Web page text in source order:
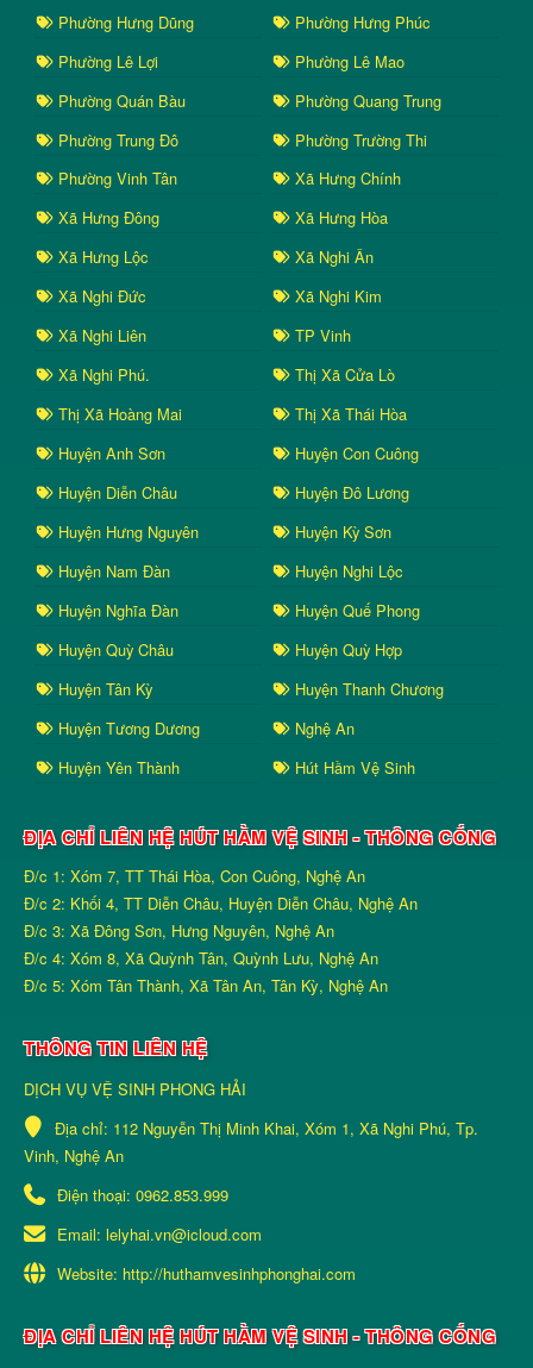
Phường Hưng Dũng
Phường Hưng Phúc
Phường Lê Lợi
Phường Lê Mao
Phường Quán Bàu
Phường Quang Trung
Phường Trung Đô
Phường Trường Thi
Phường Vinh Tân
Xã Hưng Chính
Xã Hưng Đông
Xã Hưng Hòa
Xã Hưng Lộc
Xã Nghi Ân
Xã Nghi Đức
Xã Nghi Kim
Xã Nghi Liên
TP Vinh
Xã Nghi Phú.
Thị Xã Cửa Lò
Thị Xã Hoàng Mai
Thị Xã Thái Hòa
Huyện Anh Sơn
Huyện Con Cuông
Huyện Diễn Châu
Huyện Đô Lương
Huyện Hưng Nguyên
Huyện Kỳ Sơn
Huyện Nam Đàn
Huyện Nghi Lộc
Huyện Nghĩa Đàn
Huyện Quế Phong
Huyện Quỳ Châu
Huyện Quỳ Hợp
Huyện Tân Kỳ
Huyện Thanh Chương
Huyện Tương Dương
Nghệ An
Huyện Yên Thành
Hút Hầm Vệ Sinh
ĐỊA CHỈ LIÊN HỆ HÚT HẦM VỆ SINH - THÔNG CỐNG
Đ/c 1: Xóm 7, TT Thái Hòa, Con Cuông, Nghệ An
Đ/c 2: Khối 4, TT Diễn Châu, Huyện Diễn Châu, Nghệ An
Đ/c 3: Xã Đông Sơn, Hưng Nguyên, Nghệ An
Đ/c 4: Xóm 8, Xã Quỳnh Tân, Quỳnh Lưu, Nghệ An
Đ/c 5: Xóm Tân Thành, Xã Tân An, Tân Kỳ, Nghệ An
THÔNG TIN LIÊN HỆ
DỊCH VỤ VỆ SINH PHONG HẢI
Địa chỉ: 112 Nguyễn Thị Minh Khai, Xóm 1, Xã Nghi Phú, Tp.
Vinh, Nghệ An
Điện thoại: 0962.853.999
Email: lelyhai.vn@icloud.com
Website: http://huthamvesinhphonghai.com
ĐỊA CHỈ LIÊN HỆ HÚT HẦM VỆ SINH - THÔNG CỐNG